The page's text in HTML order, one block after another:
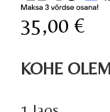
35,00 €
KOHE